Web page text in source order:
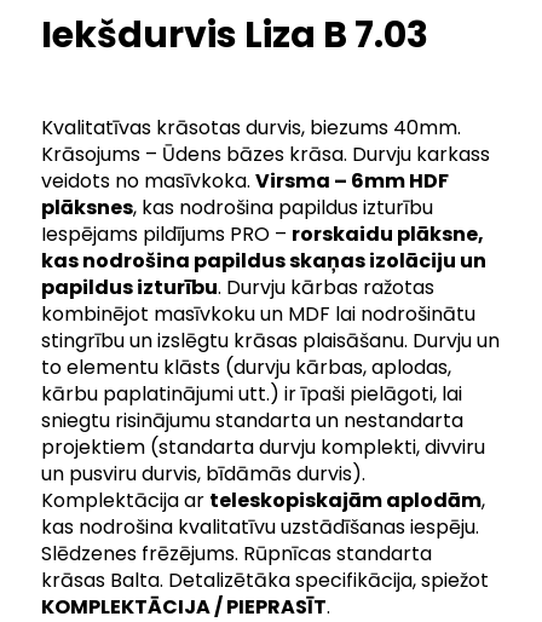
Iekšdurvis Liza B 7.03
Kvalitatīvas krāsotas durvis, biezums 40mm.
Krāsojums – Ūdens bāzes krāsa. Durvju karkass
veidots no masīvkoka.Virsma – 6mm HDF
plāksnes, kas nodrošina papildus izturību
Iespējams pildījums PRO – rorskaidu plāksne,
kas nodrošina papildus skaņas izolāciju un
papildus izturību. Durvju kārbas ražotas
kombinējot masīvkoku un MDF lai nodrošinātu
stingrību un izslēgtu krāsas plaisāšanu. Durvju un
to elementu klāsts (durvju kārbas, aplodas,
kārbu paplatinājumi utt.) ir īpaši pielāgoti, lai
sniegtu risinājumu standarta un nestandarta
projektiem (standarta durvju komplekti, divviru
un pusviru durvis, bīdāmās durvis).
Komplektācija ar teleskopiskajām aplodām,
kas nodrošina kvalitatīvu uzstādīšanas iespēju.
Slēdzenes frēzējums. Rūpnīcas standarta
krāsas Balta. Detalizētāka specifikācija, spiežot
KOMPLEKTĀCIJA / PIEPRASĪT.